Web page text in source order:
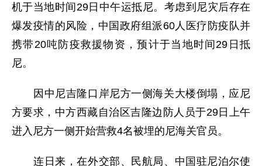
机于当地时间29日中午运抵尼。考虑到尼灾后存在
爆发疫情的风险，中国政府组派60人医疗防疫队并
携带20吨防疫救援物资，预计于当地时间29日抵
尼。
因中尼吉隆口岸尼方一侧海关大楼倒塌，应尼
方要求，中方西藏自治区吉隆边防人员于29日上午
进入尼方一侧开始营救4名被埋的尼海关官员。
连日来，在外交部、民航局、中国驻尼泊尔使